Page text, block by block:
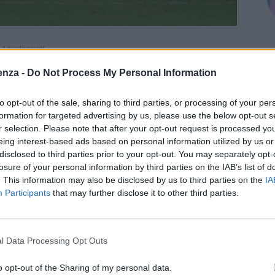
- Do Not Process My Personal Information
opt-out of the sale, sharing to third parties, or processing of your
for targeted advertising by us, please use the below opt-out
selection. Please note that after your opt-out request is processed
interest-based ads based on personal information utilized by us
to third parties prior to your opt-out. You may separately
of your personal information by third parties on the IAB’s list of
This information may also be disclosed by us to third parties on the
Participants that may further disclose it to other third parties.
Data Processing Opt Outs
opt-out of the Sharing of my personal data.
-
rossonere di Max Allegri, il Milan pareggia 1-1
che, al 99°, spreca il rigore della vittoria, dopo il
vantaggio dell’ex Colombo. Il Milan resta a -3
striscia di imbattibilità, mentre la squadra di De
della partita è dei padroni di casa. Al 7′ sugli sviluppi
e costringe Leali a smanacciare sulla traversa.
pulizia tecnica e personalità. La rete dell’1-0 degli
del Milan, ma anche della capacità dei rossoblù di
Malinovskyi, che finta il cross e lo effettua subito
in caduta il più classico dei gol dell’ex